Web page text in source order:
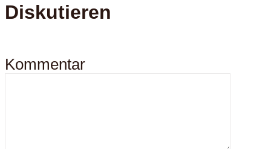
Diskutieren
Kommentar